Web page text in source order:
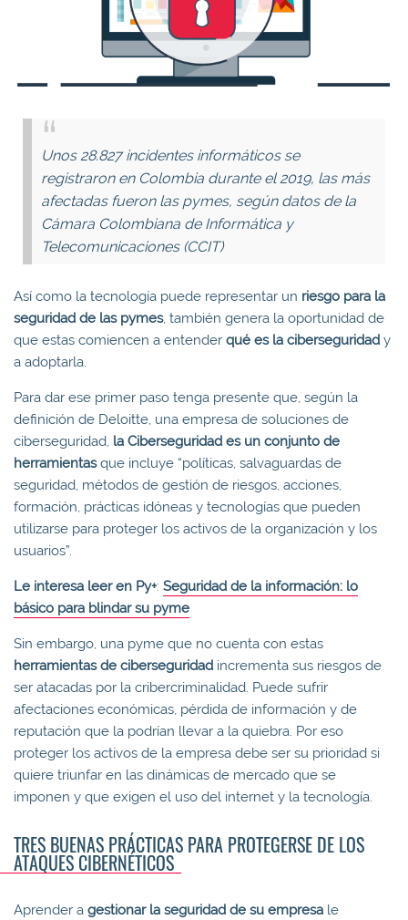
Unos 28.827 incidentes informáticos se
registraron en Colombia durante el 2019, las más
afectadas fueron las pymes, según datos de la
Cámara Colombiana de Informática y
Telecomunicaciones (CCIT)
Así como la tecnología puede representar un riesgo para la
seguridad de las pymes, también genera la oportunidad de
que estas comiencen a entender qué es la ciberseguridad y
a adoptarla.
Para dar ese primer paso tenga presente que, según la
definición de Deloitte, una empresa de soluciones de
ciberseguridad, la Ciberseguridad es un conjunto de
herramientasque incluye “políticas, salvaguardas de
seguridad, métodos de gestión de riesgos, acciones,
formación, prácticas idóneas y tecnologías que pueden
utilizarse para proteger los activos de la organización y los
usuarios”.
Le interesa leer en Py+: Seguridad de la información: lo
básico para blindar su pyme
Sin embargo, una pyme que no cuenta con estas
herramientas de ciberseguridad incrementa sus riesgos de
ser atacadas por la cribercriminalidad. Puede sufrir
afectaciones económicas, pérdida de información y de
reputación que la podrían llevar a la quiebra. Por eso
proteger los activos de la empresa debe ser su prioridad si
quiere triunfar en las dinámicas de mercado que se
imponen y que exigen el uso del internet y la tecnología.
TRES BUENAS PRÁCTICAS PARA PROTEGERSE DE LOS
ATAQUES CIBERNÉTICOS
Aprender a gestionar la seguridad de su empresa le